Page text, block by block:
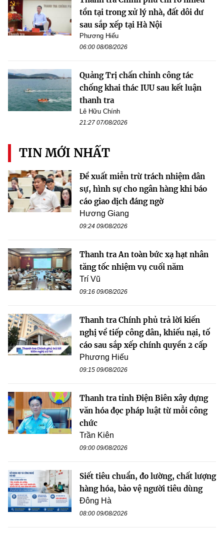
tồn tại trong xử lý nhà, đất dôi dư
sau sắp xếp tại Hà Nội
Phương Hiếu
06:00 08/08/2026
Quảng Trị chấn chỉnh công tác
chống khai thác IUU sau kết luận
thanh tra
Lê Hữu Chính
21:27 07/08/2026
TIN MỚI NHẤT
Đề xuất miễn trừ trách nhiệm dân
sự, hình sự cho ngân hàng khi báo
cáo giao dịch đáng ngờ
Hương Giang
09:24 09/08/2026
Thanh tra An toàn bức xạ hạt nhân
tăng tốc nhiệm vụ cuối năm
Trí Vũ
09:16 09/08/2026
Thanh tra Chính phủ trả lời kiến
nghị về tiếp công dân, khiếu nại, tố
cáo sau sắp xếp chính quyền 2 cấp
Phương Hiếu
09:15 09/08/2026
Thanh tra tỉnh Điện Biên xây dựng
văn hóa đọc pháp luật từ mỗi công
chức
Trần Kiên
09:00 09/08/2026
Siết tiêu chuẩn, đo lường, chất lượng
hàng hóa, bảo vệ người tiêu dùng
Đông Hà
08:00 09/08/2026